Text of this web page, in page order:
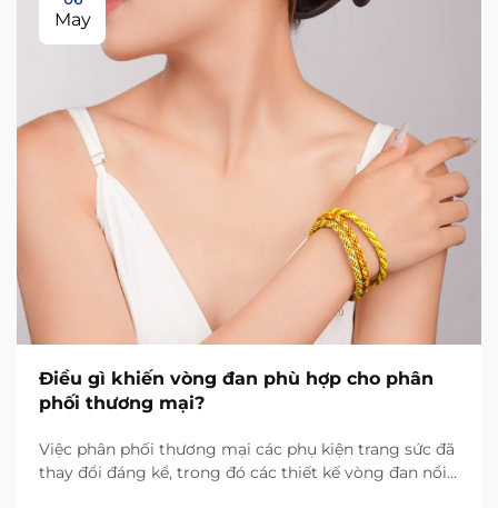
May
Điều gì khiến vòng đan phù hợp cho phân
phối thương mại?
Việc phân phối thương mại các phụ kiện trang sức đã
thay đổi đáng kể, trong đó các thiết kế vòng đan nổi